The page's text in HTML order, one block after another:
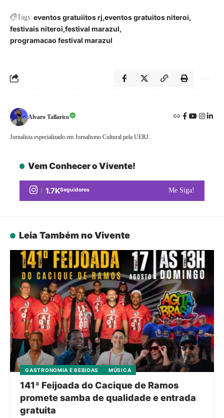
Tags: eventos gratuiitos rj eventos gratuitos niteroi
festivais niteroi festival marazul
programacao festival marazul
Alvaro Tallarico
Jornalista especializado em Jornalismo Cultural pela UERJ.
Vem Conhecer o Vivente!
1.7KSeguidores Me Siga!
Leia Também no Vivente
GASTRONOMIA E BEBIDAS MÚSICA
141ª Feijoada do Cacique de Ramos
promete samba de qualidade e entrada
gratuita